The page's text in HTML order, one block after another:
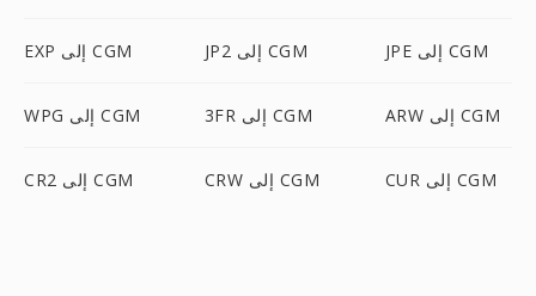
EXP إلى CGM JP2 إلى CGM JPE إلى CGM
WPG إلى CGM 3FR إلى CGM ARW إلى CGM
CR2 إلى CGM CRW إلى CGM CUR إلى CGM